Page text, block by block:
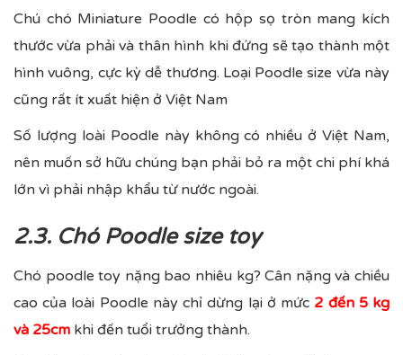
Chú chó Miniature Poodle có hộp sọ tròn mang kích
thước vừa phải và thân hình khi đứng sẽ tạo thành một
hình vuông, cực kỳ dễ thương. Loại Poodle size vừa này
cũng rất ít xuất hiện ở Việt Nam
Số lượng loài Poodle này không có nhiều ở Việt Nam,
nên muốn sở hữu chúng bạn phải bỏ ra một chi phí khá
lớn vì phải nhập khẩu từ nước ngoài.
2.3. Chó Poodle size toy
Chó poodle toy nặng bao nhiêu kg? Cân nặng và chiều
cao của loài Poodle này chỉ dừng lại ở mức 2 đến 5 kg
và 25cm khi đến tuổi trưởng thành.